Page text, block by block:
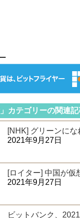
」カテゴリーの関連
[NHK] グリーンにな
2021年9月27日
[ロイター] 中国が仮
2021年9月27日
ビットバンク、